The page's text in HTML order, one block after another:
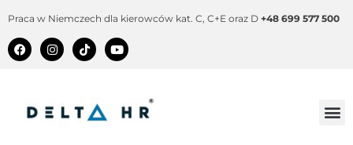
Praca w Niemczech dla kierowców kat. C, C+E oraz D +48 699 577 500